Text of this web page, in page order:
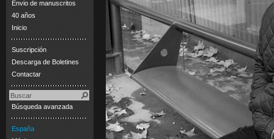
Envio de manuscritos
40 años
Inicio
Suscripción
Descarga de Boletines
Contactar
Búsqueda avanzada
España